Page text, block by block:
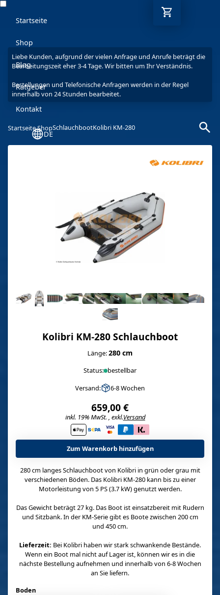
Startseite
Shop
Blog
Ratgeber
Kontakt
DE
Liebe Kunden, aufgrund der vielen Anfrage und Anrufe beträgt die
Bearbeitungszeit eher 3-4 Tage. Wir bitten um Ihr Verständnis.
Bestellungen und Telefonische Anfragen werden in der Regel
innerhalb von 24 Stunden bearbeitet.
Startseite ShopSchlauchbootKolibri KM-280
Kolibri KM-280 Schlauchboot
Länge:280 cm
Status: bestellbar
Versand:
6-8 Wochen
659,00 €
inkl. 19% MwSt. , exkl.Versand
Zum Warenkorb hinzufügen
280 cm langes Schlauchboot von Kolibri in grün oder grau mit
verschiedenen Böden. Das Kolibri KM-280 kann bis zu einer
Motorleistung von 5 PS (3.7 kW) genutzt werden.
Das Gewicht beträgt 27 kg. Das Boot ist einsatzbereit mit Rudern
und Sitzbank. In der KM-Serie gibt es Boote zwischen 200 cm
und 450 cm.
Lieferzeit: Bei Kolibri haben wir stark schwankende Bestände.
Wenn ein Boot mal nicht auf Lager ist, können wir es in die
nächste Bestellung aufnehmen und innerhalb von 6-8 Wochen
an Sie liefern.
Boden